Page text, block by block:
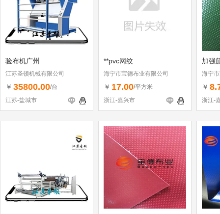
验布机广州
江苏圣顿机械有限公司
￥ 35800.00/台
江苏-盐城市
**pvc网纹
海宁市宝德布业有限公司
￥ 17.00/平方米
浙江-嘉兴市
加强
海宁
￥
浙江-